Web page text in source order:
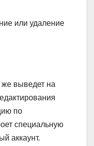
или удаление
выведет на
по
специальную
аккаунт.